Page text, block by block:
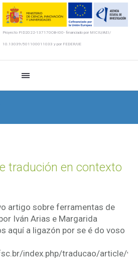
Proyecto PID2022-137170OB-I00- financiado por MICIU/AEI/
10.13039/501100011033 y por FEDER/UE
tradución en contexto
artigo sobre ferramentas de
Iván Arias e Margarida
aquí a ligazón por se é do voso
index.php/traducao/article/